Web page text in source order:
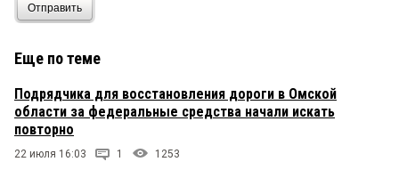
Отправить
Еще по теме
Подрядчика для восстановления дороги в Омской
области за федеральные средства начали искать
повторно
22 июля 16:03 1 1253